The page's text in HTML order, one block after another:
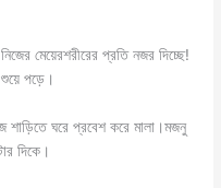
মেয়েরশরীরের প্রতি নজর দিচ্ছে!
পড়ে।
শাড়িতে ঘরে প্রবেশ করে মালা।মজনু
দিকে।